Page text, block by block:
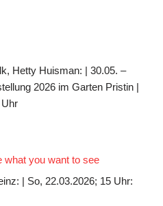
Hetty Huisman: | 30.05. –
2026 im Garten Pristin |
what you want to see
| So, 22.03.2026; 15 Uhr: